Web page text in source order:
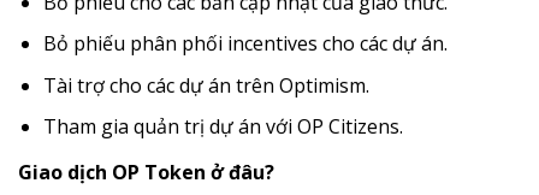
Bỏ phiếu phân phối incentives cho các dự án.
Tài trợ cho các dự án trên Optimism.
Tham gia quản trị dự án với OP Citizens.
Giao dịch OP Token ở đâu?